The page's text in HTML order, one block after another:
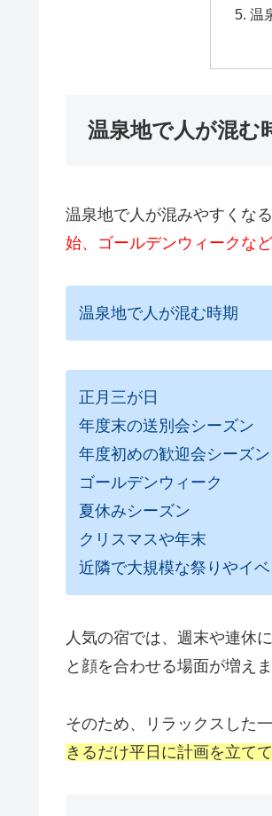
温
温泉地で人が混む
温泉地で人が混みやすくな
始、ゴールデンウィークな
温泉地で人が混む時期
正月三が日
年度末の送別会シーズン
年度初めの歓迎会シーズン
ゴールデンウィーク
夏休みシーズン
クリスマスや年末
近隣で大規模な祭りやイ
人気の宿では、週末や連休
と顔を合わせる場面が増えま
そのため、リラックスした
きるだけ平日に計画を立て